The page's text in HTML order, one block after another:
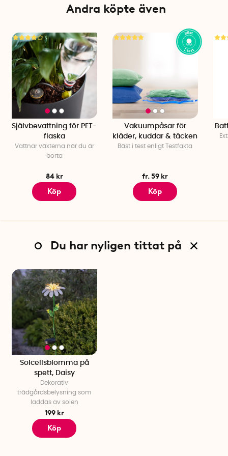
Andra köpte även
Självbevattning för PET-
flaska
Vattnar växterna när du är
borta
84 kr
Köp
Vakuumpåsar för
kläder, kuddar & täcken
Bäst i test enligt Testfakta
fr. 59 kr
Köp
Du har nyligen tittat på
Solcellsblomma på
spett, Daisy
Dekorativ
trädgårdsbelysning som
laddas av solen
199 kr
Köp